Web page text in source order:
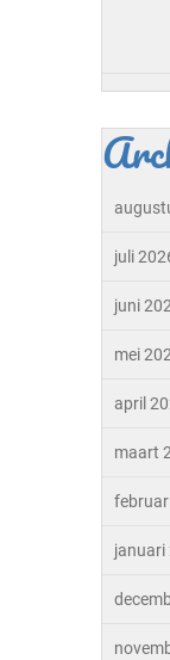
juli
juni
mei
april
maart
januari